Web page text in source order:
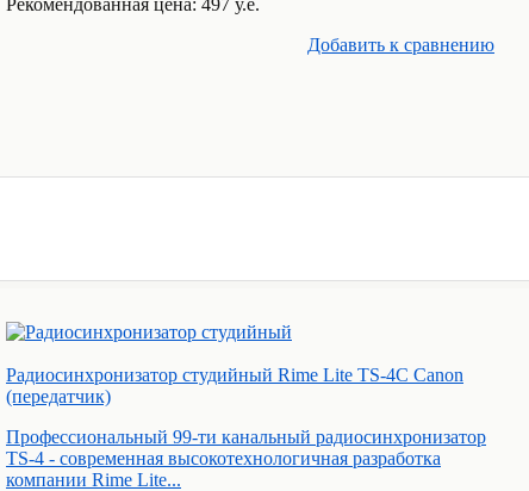
Рекомендованная цена: 497 у.е.
Добавить к cравнению
Радиосинхронизатор студийный Rime Lite TS-4C Canon
(передатчик)
Профессиональный 99-ти канальный радиосинхронизатор
TS-4 - современная высокотехнологичная разработка
компании Rime Lite...